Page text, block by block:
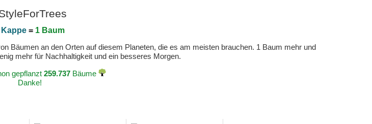
Kappe = 1 Baum
Bäumen an den Orten auf diesem Planeten, die es am meisten brauchen. 1 Baum mehr und
mehr für Nachhaltigkeit und ein besseres Morgen.
gepflanzt 259.737Bäume
Danke!